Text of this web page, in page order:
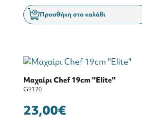
Προσθήκη στο καλάθι
Μαχαίρι Chef 19cm ''Elite''
G9170
23,00€